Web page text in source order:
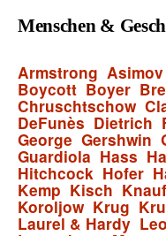
Menschen &
Armstrong Asimov
Boycott Boyer
Chruschtschow
DeFunès Dietrich
George Gershwin
Guardiola Hass
Hitchcock Hofer
Kemp Kisch Knauf
Koroljow Krug
Laurel & Hardy